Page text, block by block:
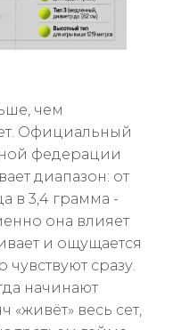
чем
Официальный
федерации
диапазон: от
в 3,4 грамма -
она влияет
и ощущается
сразу.
начинают
весь сет,